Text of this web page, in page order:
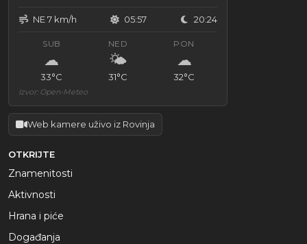
NE 7 km/h 05:57 20:24
SUB
☁
33°C
NED
🌤
31°C
PON
☁
32°C
Izvor: Open-Meteo
Web kamere uživo iz Rovinja
OTKRIJTE
Znamenitosti
Aktivnosti
Hrana i piće
Događanja